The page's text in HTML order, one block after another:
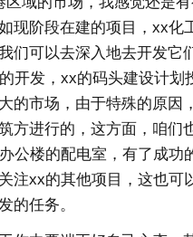
现阶段在建的项目，xx化
们可以去深入地去开发它
开发，xx的码头建设计划
的市场，由于特殊的原因
方进行的，这方面，咱们
公楼的配电室，有了成功
注xx的其他项目，这也可
的任务。